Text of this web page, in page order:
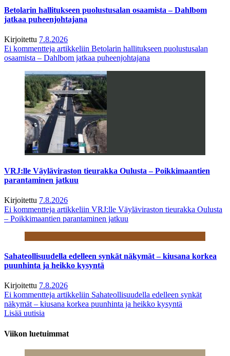
Betolarin hallitukseen puolustusalan osaamista – Dahlbom
jatkaa puheenjohtajana
Kirjoitettu 7.8.2026
Ei kommentteja artikkeliin Betolarin hallitukseen puolustusalan
osaamista – Dahlbom jatkaa puheenjohtajana
VRJ:lle Väyläviraston tieurakka Oulusta – Poikkimaantien
parantaminen jatkuu
Kirjoitettu 7.8.2026
Ei kommentteja artikkeliin VRJ:lle Väyläviraston tieurakka Oulusta
– Poikkimaantien parantaminen jatkuu
Sahateollisuudella edelleen synkät näkymät – kiusana korkea
puunhinta ja heikko kysyntä
Kirjoitettu 7.8.2026
Ei kommentteja artikkeliin Sahateollisuudella edelleen synkät
näkymät – kiusana korkea puunhinta ja heikko kysyntä
Lisää uutisia
Viikon luetuimmat